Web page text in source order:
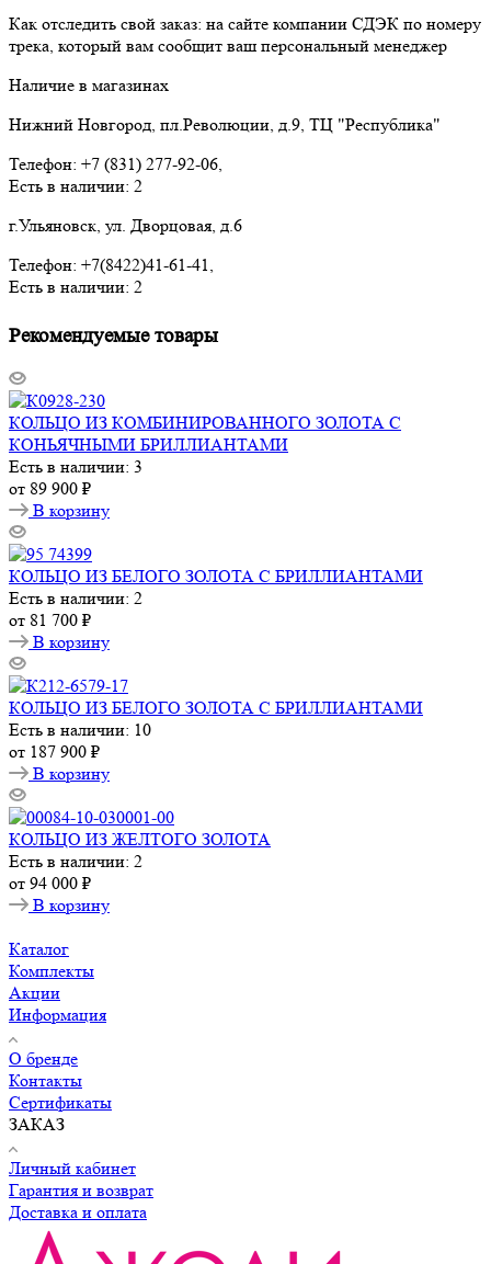
Как отследить свой заказ: на сайте компании СДЭК по номеру
трека, который вам сообщит ваш персональный менеджер
Наличие в магазинах
Нижний Новгород, пл.Революции, д.9, ТЦ "Республика"
Телефон: +7 (831) 277-92-06,
Есть в наличии: 2
г.Ульяновск, ул. Дворцовая, д.6
Телефон: +7(8422)41-61-41,
Есть в наличии: 2
Рекомендуемые товары
КОЛЬЦО ИЗ КОМБИНИРОВАННОГО ЗОЛОТА С
КОНЬЯЧНЫМИ БРИЛЛИАНТАМИ
Есть в наличии: 3
от 89 900 ₽
В корзину
КОЛЬЦО ИЗ БЕЛОГО ЗОЛОТА С БРИЛЛИАНТАМИ
Есть в наличии: 2
от 81 700 ₽
В корзину
КОЛЬЦО ИЗ БЕЛОГО ЗОЛОТА С БРИЛЛИАНТАМИ
Есть в наличии: 10
от 187 900 ₽
В корзину
КОЛЬЦО ИЗ ЖЕЛТОГО ЗОЛОТА
Есть в наличии: 2
от 94 000 ₽
В корзину
Каталог
Комплекты
Акции
Информация
О бренде
Контакты
Сертификаты
ЗАКАЗ
Личный кабинет
Гарантия и возврат
Доставка и оплата